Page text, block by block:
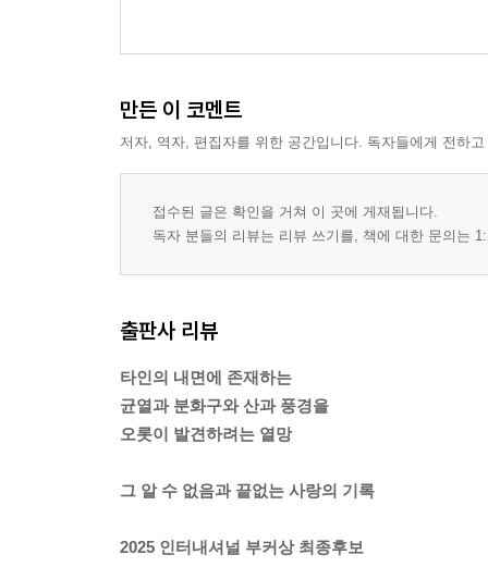
만든 이 코멘트
저자, 역자, 편집자를 위한 공간입니다. 독자들에게 전하
접수된 글은 확인을 거쳐 이 곳에 게재됩니다.
독자 분들의 리뷰는 리뷰 쓰기를, 책에 대한 문의는
출판사 리뷰
타인의 내면에 존재하는
균열과 분화구와 산과 풍경을
오롯이 발견하려는 열망
그 알 수 없음과 끝없는 사랑의 기록
2025 인터내셔널 부커상 최종후보